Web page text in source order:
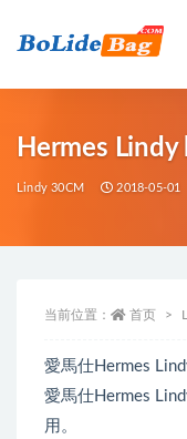
Hermes
Lindy 30CM 2018-05-01
当前位置： 首页
愛馬仕Hermes
愛馬仕Hermes
用。